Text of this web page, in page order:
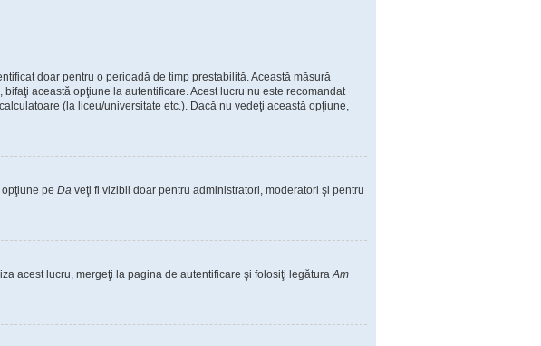
doar pentru o perioadă de timp prestabilită. Această măsură
această opţiune la autentificare. Acest lucru nu este recomandat
(la liceu/universitate etc.). Dacă nu vedeţi această opţiune,
pe Da veţi fi vizibil doar pentru administratori, moderatori şi pentru
acest lucru, mergeţi la pagina de autentificare şi folosiţi legăturaAm